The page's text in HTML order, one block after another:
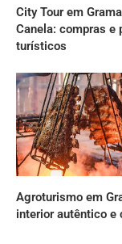
City Tour em
Canela: compras e
turísticos
Agroturismo em
interior autêntico e